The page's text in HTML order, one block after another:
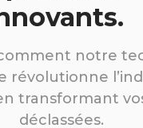
notre
révolutionne
transformant
déclassées.